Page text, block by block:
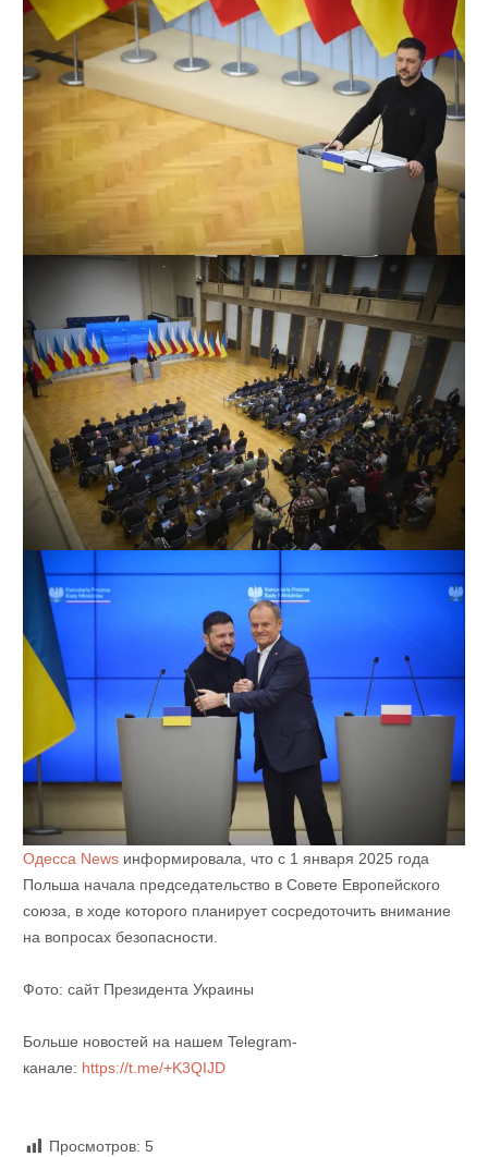
Одесса Newsинформировала, что с 1 января 2025 года
Польша начала председательство в Совете Европейского
союза, в ходе которого планирует сосредоточить внимание
на вопросах безопасности.
Фото: сайт Президента Украины
Больше новостей на нашем Telegram-
канале: https://t.me/+K3QIJD
Просмотров: 5